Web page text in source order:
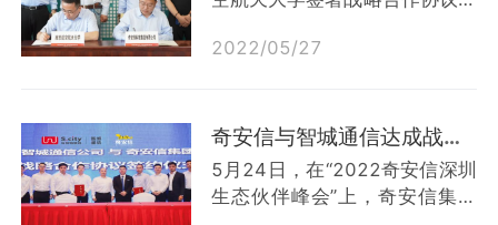
养、打造航空工业互联网安全协
根据协议，校企双方将成立协同
创新合作领导小组，重点在三方
面达成合作：在专业共建与人才
培养方面，双方充分发挥在航空
2022/05/27
奇安信与智城通信达成战略合作 携手打造智慧城市标杆
5月24日，在“2022奇安信深圳
生态伙伴峰会”上，奇安信集团